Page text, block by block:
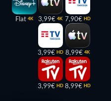
Flat 4K 3,99€ 4K
3,99€ HD
3,99€ HD
7,90€ HD
8,99€ 4K
8,99€ HD